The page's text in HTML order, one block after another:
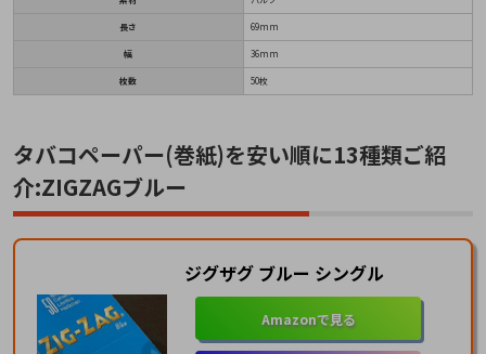
長さ 69mm
幅 36mm
枚数 50枚
タバコペーパー(巻紙)を安い順に13種類ご紹
介:ZIGZAGブルー
ジグザグ ブルー シングル
Amazonで見る